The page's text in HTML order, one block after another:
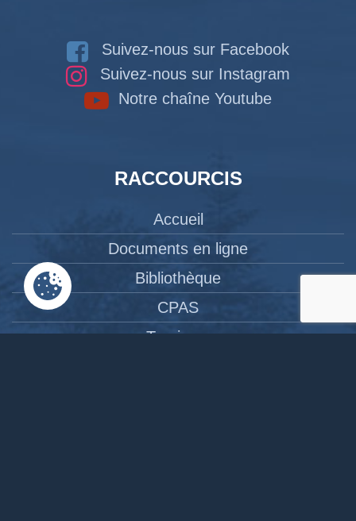
Suivez-nous sur Facebook
Suivez-nous sur Instagram
Notre chaîne Youtube
RACCOURCIS
Accueil
Documents en ligne
Bibliothèque
CPAS
Tourisme